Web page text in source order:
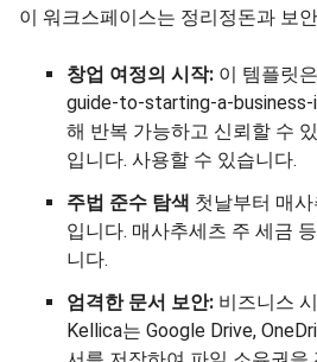
이 워크스페이스는 정리정돈과 보
창업 여정의 시작: 이 템플릿
guide-to-starting-a-
해 반복 가능하고 신뢰할 수
입니다. 사용할 수 있습니다.
주법 준수 탐색 첫날부터 매
입니다. 매사추세츠 주 세금
니다.
엄격한 문서 보안: 비즈니스
Kellica는 Google Drive,